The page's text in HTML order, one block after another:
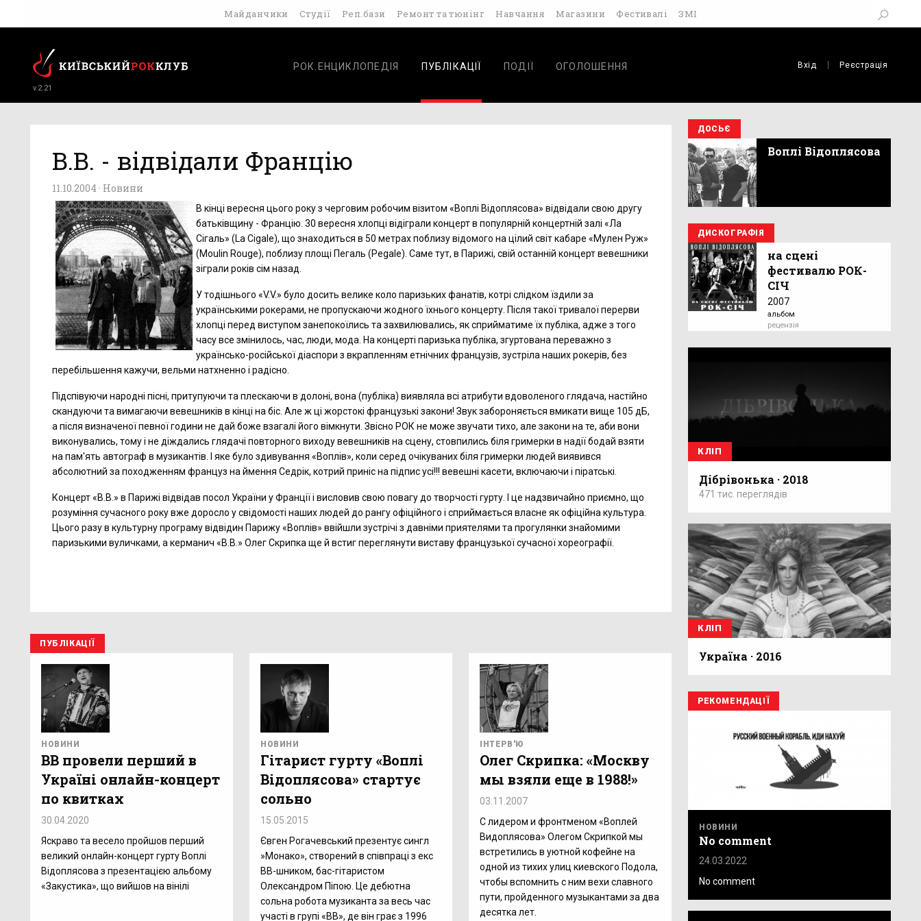
Майданчики Студії Реп.бази Ремонт та тюнінг Навчання Магазини Фестивалі ЗМІ
v.2.21
РОК.ЕНЦИКЛОПЕДІЯ ПУБЛІКАЦІЇ ПОДІЇ ОГОЛОШЕННЯ Вхід Реєстрація
В.В. - відвідали Францію
11.10.2004 · Новини
В кінці вересня цього року з черговим робочим візитом «Воплі Відоплясова» відвідали свою другу
батьківщину - Францію. 30 вересня хлопці відіграли концерт в популярній концертній залі «Ла
Сігаль» (La Cigale), що знаходиться в 50 метрах поблизу відомого на цілий світ кабаре «Мулен Руж»
(Moulin Rouge), поблизу площі Пегаль (Pegale). Саме тут, в Парижі, свій останній концерт вевешники
зіграли років сім назад.
У тодішнього «V.V.» було досить велике коло паризьких фанатів, котрі слідком їздили за
українськими рокерами, не пропускаючи жодного їхнього концерту. Після такої тривалої перерви
хлопці перед виступом занепокоїлись та захвилювались, як сприйматиме їх публіка, адже з того
часу все змінилось, час, люди, мода. На концерті паризька публіка, згуртована переважно з
українсько-російської діаспори з вкрапленням етнічних французів, зустріла наших рокерів, без
перебільшення кажучи, вельми натхненно і радісно.
Підспівуючи народні пісні, притупуючи та плескаючи в долоні, вона (публіка) виявляла всі атрибути вдоволеного глядача, настійно
скандуючи та вимагаючи вевешників в кінці на біс. Але ж ці жорстокі французькі закони! Звук забороняється вмикати вище 105 дБ,
а після визначеної певної години не дай боже взагалі його вімкнути. Звісно РОК не може звучати тихо, але закони на те, аби вони
виконувались, тому і не діждались глядачі повторного виходу вевешників на сцену, стовпились біля гримерки в надії бодай взяти
на пам'ять автограф в музикантів. І яке було здивування «Воплів», коли серед очікуваних біля гримерки людей виявився
абсолютний за походженням француз на ймення Седрік, котрий приніс на підпис усі!!! вевешні касети, включаючи і піратські.
Концерт «В.В.» в Парижі відвідав посол України у Франції і висловив свою повагу до творчості гурту. І це надзвичайно приємно, що
розуміння сучасного року вже доросло у свідомості наших людей до рангу офіційного і сприймається власне як офіційна культура.
Цього разу в культурну програму відвідин Парижу «Воплів» ввійшли зустрічі з давніми приятелями та прогулянки знайомими
паризькими вуличками, а керманич «В.В.» Олег Скрипка ще й встиг переглянути виставу французької сучасної хореографії.
ПУБЛІКАЦІЇ
НОВИНИ
ВВ провели перший в
Україні онлайн-концерт
по квитках
30.04.2020
Яскраво та весело пройшов перший
великий онлайн-концерт гурту Воплі
Відоплясова з презентацією альбому
«Закустика», що вийшов на вінілі
НОВИНИ
Гітарист гурту «Воплі
Відоплясова» стартує
сольно
15.05.2015
Євген Рогачевський презентує сингл
»Монако», створений в співпраці з екс
ВВ-шником, бас-гітаристом
Олександром Піпою. Це дебютна
сольна робота музиканта за весь час
участі в групі «ВВ», де він грає з 1996
ІНТЕРВ'Ю
Олег Скрипка: «Москву
мы взяли еще в 1988!»
03.11.2007
С лидером и фронтменом «Воплей
Видоплясова» Олегом Скрипкой мы
встретились в уютной кофейне на
одной из тихих улиц киевского Подола,
чтобы вспомнить с ним вехи славного
пути, пройденного музыкантами за два
десятка лет.
ДОСЬЄ
Воплі Відоплясова
ДИСКОГРАФІЯ
на сцені
фестивалю РОК-
СІЧ
2007
альбом
рецензія
КЛІП
Дібрівонька · 2018
471 тис. переглядів
КЛІП
Україна · 2016
РЕКОМЕНДАЦІЇ
НОВИНИ
No comment
24.03.2022
No comment